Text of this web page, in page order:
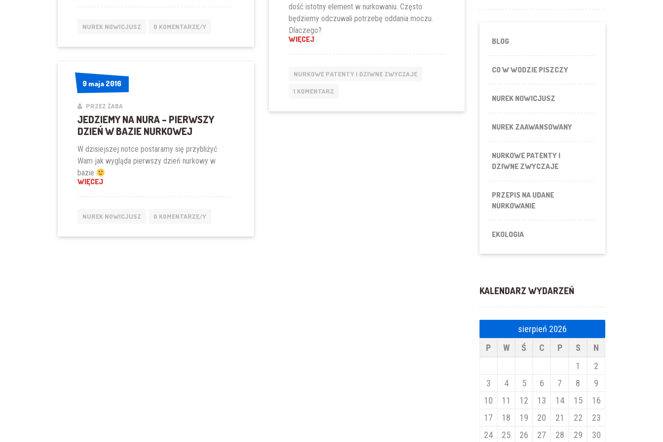
NUREK NOWICJUSZ 0 KOMENTARZE/Y
dość istotny element w nurkowaniu. Często
będziemy odczuwali potrzebę oddania moczu.
Dlaczego?
WIĘCEJ„CZY TO PRAWDA, ŻE NURKOWIE DZIELĄ SIĘ NA TYCH, KTÓRZY SIKAJĄ W PIANKI I NA TYCH, KTÓRZY
NURKOWE PATENTY I DZIWNE ZWYCZAJE
1 KOMENTARZ
9 maja 2016
9 maja 2016
PRZEZ ŻABA
JEDZIEMY NA NURA – PIERWSZY
DZIEŃ W BAZIE NURKOWEJ
W dzisiejszej notce postaramy się przybliżyć
Wam jak wygląda pierwszy dzień nurkowy w
bazie
WIĘCEJ„JEDZIEMY NA NURA – PIERWSZY DZIEŃ W BAZIE NURKOWEJ”
NUREK NOWICJUSZ 0 KOMENTARZE/Y
BLOG
CO W WODZIE PISZCZY
NUREK NOWICJUSZ
NUREK ZAAWANSOWANY
NURKOWE PATENTY I
DZIWNE ZWYCZAJE
PRZEPIS NA UDANE
NURKOWANIE
EKOLOGIA
KALENDARZ WYDARZEŃ
sierpień 2026
P
W Ś C P S
N
1
2
3
4 5 6 7 8
9
10
11 12 13 14 15
16
17
18 19 20 21 22
23
24
25 26 27 28 29
30